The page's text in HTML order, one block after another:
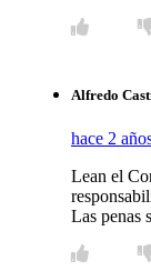
Alfredo
hace 2
Lean el
Las penas